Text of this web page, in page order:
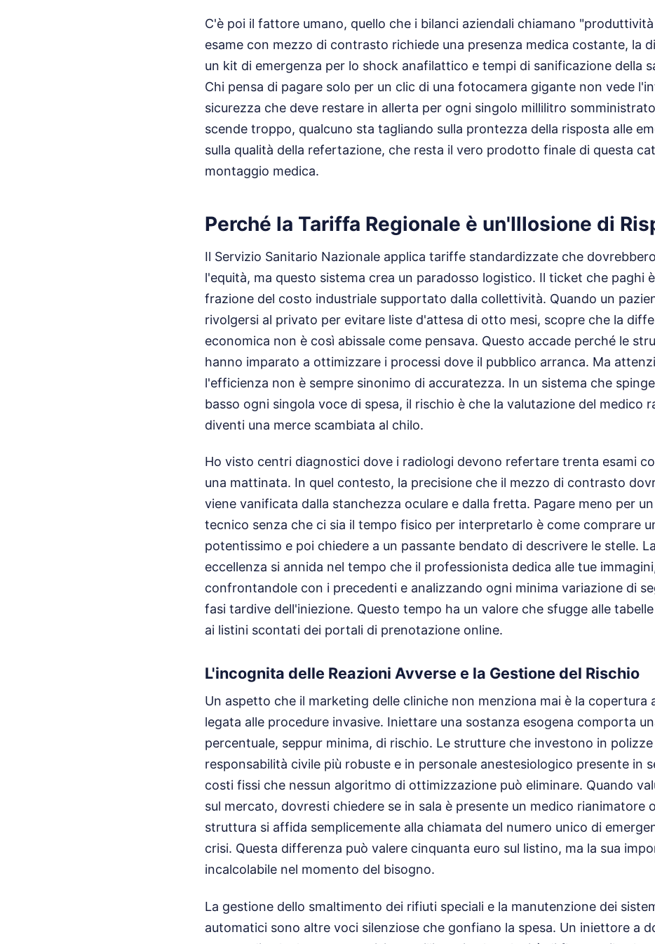
C'è poi il fattore umano, quello che i bilanci aziendali chiamano
esame con mezzo di contrasto richiede una presenza medica costante, la
un kit di emergenza per lo shock anafilattico e tempi di sanificazione della
Chi pensa di pagare solo per un clic di una fotocamera gigante non vede
sicurezza che deve restare in allerta per ogni singolo millilitro
scende troppo, qualcuno sta tagliando sulla prontezza della risposta alle
sulla qualità della refertazione, che resta il vero prodotto finale di questa
montaggio medica.
Perché la Tariffa Regionale è un'Illosione di
Il Servizio Sanitario Nazionale applica tariffe standardizzate che
l'equità, ma questo sistema crea un paradosso logistico. Il ticket che paghi
frazione del costo industriale supportato dalla collettività. Quando un
rivolgersi al privato per evitare liste d'attesa di otto mesi, scopre che la
economica non è così abissale come pensava. Questo accade perché le
hanno imparato a ottimizzare i processi dove il pubblico arranca. Ma
l'efficienza non è sempre sinonimo di accuratezza. In un sistema che
basso ogni singola voce di spesa, il rischio è che la valutazione del medico
diventi una merce scambiata al chilo.
Ho visto centri diagnostici dove i radiologi devono refertare trenta esami
una mattinata. In quel contesto, la precisione che il mezzo di contrasto
viene vanificata dalla stanchezza oculare e dalla fretta. Pagare meno per
tecnico senza che ci sia il tempo fisico per interpretarlo è come comprare
potentissimo e poi chiedere a un passante bendato di descrivere le stelle.
eccellenza si annida nel tempo che il professionista dedica alle tue
confrontandole con i precedenti e analizzando ogni minima variazione di
fasi tardive dell'iniezione. Questo tempo ha un valore che sfugge alle
ai listini scontati dei portali di prenotazione online.
L'incognita delle Reazioni Avverse e la Gestione del Rischio
Un aspetto che il marketing delle cliniche non menziona mai è la copertura
legata alle procedure invasive. Iniettare una sostanza esogena comporta
percentuale, seppur minima, di rischio. Le strutture che investono in
responsabilità civile più robuste e in personale anestesiologico presente in
costi fissi che nessun algoritmo di ottimizzazione può eliminare. Quando
sul mercato, dovresti chiedere se in sala è presente un medico rianimatore
struttura si affida semplicemente alla chiamata del numero unico di
crisi. Questa differenza può valere cinquanta euro sul listino, ma la sua
incalcolabile nel momento del bisogno.
La gestione dello smaltimento dei rifiuti speciali e la manutenzione dei
automatici sono altre voci silenziose che gonfiano la spesa. Un iniettore a